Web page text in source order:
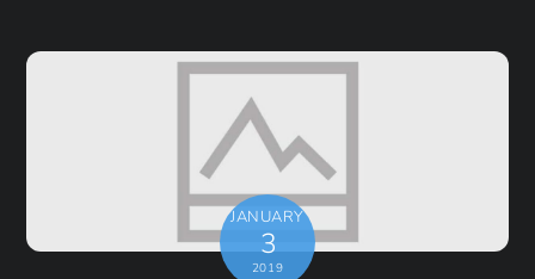
JANUARY
3
2019